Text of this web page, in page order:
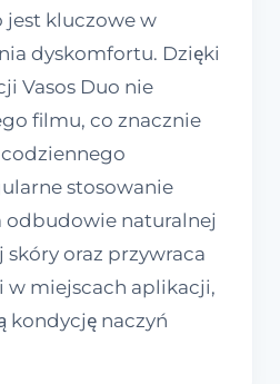
jest kluczowe w
dyskomfortu. Dzięki
Vasos Duo nie
filmu, co znacznie
stosowanie
odbudowie naturalnej
oraz przywraca
w miejscach aplikacji,
kondycję naczyń